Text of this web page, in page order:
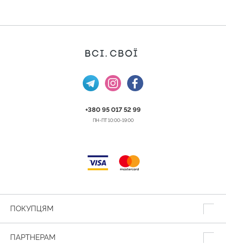
+380 95 017 52 99
ПН-ПТ 10:00-19:00
ПОКУПЦЯМ
ПАРТНЕРАМ